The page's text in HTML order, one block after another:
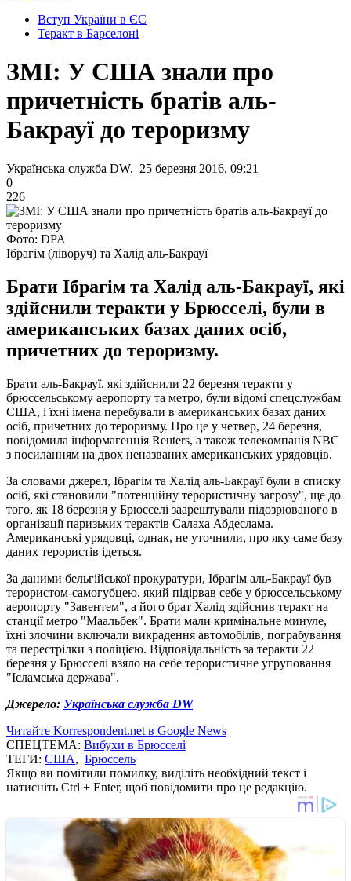
Вступ України в ЄС
Теракт в Барселоні
ЗМІ: У США знали про
причетність братів аль-
Бакрауї до тероризму
Українська служба DW, 25 березня 2016, 09:21
0
226
Фото: DPA
Ібрагім (ліворуч) та Халід аль-Бакрауї
Брати Ібрагім та Халід аль-Бакрауї, які
здійснили теракти у Брюсселі, були в
американських базах даних осіб,
причетних до тероризму.
Брати аль-Бакрауї, які здійснили 22 березня теракти у
брюссельському аеропорту та метро, були відомі спецслужбам
США, і їхні імена перебували в американських базах даних
осіб, причетних до тероризму. Про це у четвер, 24 березня,
повідомила інформагенція Reuters, а також телекомпанія NBC
з посиланням на двох неназваних американських урядовців.
За словами джерел, Ібрагім та Халід аль-Бакрауї були в списку
осіб, які становили "потенційну терористичну загрозу", ще до
того, як 18 березня у Брюсселі заарештували підозрюваного в
організації паризьких терактів Салаха Абдеслама.
Американські урядовці, однак, не уточнили, про яку саме базу
даних терористів ідеться.
За даними бельгійської прокуратури, Ібрагім аль-Бакрауї був
терористом-самогубцею, який підірвав себе у брюссельському
аеропорту "Завентем", а його брат Халід здійснив теракт на
станції метро "Маальбек". Брати мали кримінальне минуле,
їхні злочини включали викрадення автомобілів, пограбування
та перестрілки з поліцією. Відповідальність за теракти 22
березня у Брюсселі взяло на себе терористичне угруповання
"Ісламська держава".
Джерело: Українська служба DW
Читайте Korrespondent.net в Google News
СПЕЦТЕМА: Вибухи в Брюсселі
ТЕГИ: США, Брюссель
Якщо ви помітили помилку, виділіть необхідний текст і
натисніть Ctrl + Enter, щоб повідомити про це редакцію.